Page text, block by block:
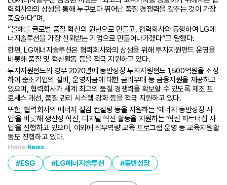
력회사와의 상생을 통해 누구보다 뛰어난 품질 경쟁력을 갖추는 것이 가장
중요하다”며,
“올해를 글로벌 품질 혁신의 원년으로 만들고, 협력회사와 동행하여 LG에
너지솔루션을 가장 신뢰받는 기업으로 만들어나가겠다”고 말했다.
한편, LG에너지솔루션은 협력회사와의 상생을 위해 투자지원펀드 운영을
비롯해 품질 및 혁신활동 등을 적극 지원하고 있다.
투자지원펀드의 경우 2020년에 동반성장 투자지원펀드 1,500억원을 조성
하여 중소기업의 설비, 운영자금에 대한 금리우대 등 금융지원을 제공하고
있으며, 협력회사가 세계 최고의 품질 경쟁력을 확보할 수 있도록 제조 프
로세스 개선, 품질 관리 시스템 강화 등을 적극 지원하고 있다.
또한, 협력회사의 에너지 절감 컨설팅 등을 지원하는 ‘에너지 동반성장 사
업’을 비롯해 생산성 혁신, 디지털 혁신 활동을 지원하는 ‘혁신 파트너십 사
업’을 진행하고 있으며, 이외에 직무역량 교육 프로그램 운영 등 교육지원활
동도 진행하고 있다.
Home News
ESG LG에너지솔루션 동반성장